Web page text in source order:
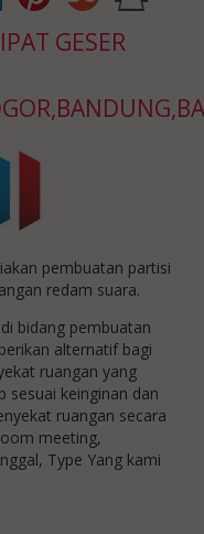
GESER
pembuatan partisi
redam suara.
bidang pembuatan
alternatif bagi
ruangan yang
sesuai keinginan dan
ruangan secara
meeting,
Type Yang kami